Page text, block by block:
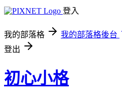
登入
我的部落格 我的部落格後台
登出
初心小格